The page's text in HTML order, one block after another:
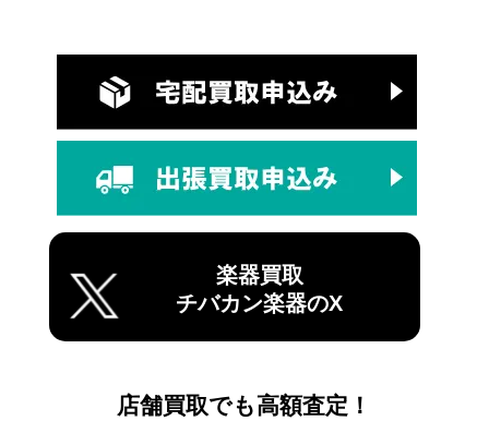
楽器買取
チバカン楽器のX
店舗買取でも高額査定！